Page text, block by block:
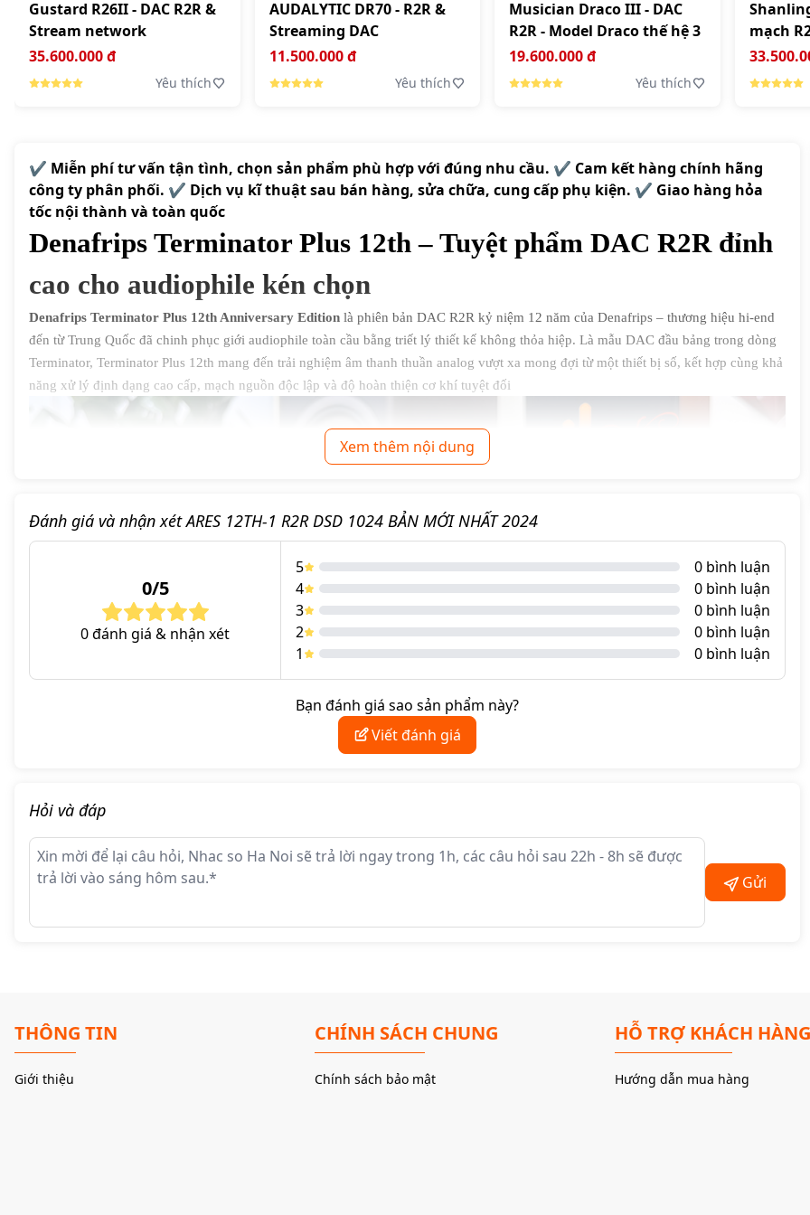
Gustard R26II - DAC R2R &
Stream network
35.600.000 đ
Yêu thích
AUDALYTIC DR70 - R2R &
Streaming DAC
11.500.000 đ
Yêu thích
Musician Draco III - DAC
R2R - Model Draco thế hệ 3
19.600.000 đ
Yêu thích
mạch
✔️ Miễn phí tư vấn tận tình, chọn sản phẩm phù hợp với đúng nhu cầu. ✔️ Cam kết hàng chính hãng
công ty phân phối. ✔️ Dịch vụ kĩ thuật sau bán hàng, sửa chữa, cung cấp phụ kiện. ✔️ Giao hàng hỏa
tốc nội thành và toàn quốc
Denafrips Terminator Plus 12th – Tuyệt phẩm DAC R2R đỉnh
cao cho audiophile kén chọn
Denafrips Terminator Plus 12th Anniversary Edition là phiên bản DAC R2R kỷ niệm 12 năm của Denafrips – thương hiệu hi-end
đến từ Trung Quốc đã chinh phục giới audiophile toàn cầu bằng triết lý thiết kế không thỏa hiệp. Là mẫu DAC đầu bảng trong dòng
Terminator, Terminator Plus 12th mang đến trải nghiệm âm thanh thuần analog vượt xa mong đợi từ một thiết bị số, kết hợp cùng khả
năng xử lý định dạng cao cấp, mạch nguồn độc lập và độ hoàn thiện cơ khí tuyệt đối
R2R DAC thuần balanced – Chất âm analog đẳng cấp đầu bảng
ladder DAC dual monocho hai kênh trái – phải độc lập hoàn toàn. Không dùng bất kỳ chip DAC thương mại nào, toàn bộ phần giải
Xem thêm nội dung
Đánh giá và nhận xét ARES 12TH-1 R2R DSD 1024 BẢN MỚI NHẤT 2024
0/5
0 đánh giá & nhận xét
5
0 bình luận
4
0 bình luận
3
0 bình luận
2
0 bình luận
1
0 bình luận
Bạn đánh giá sao sản phẩm này?
Viết đánh giá
Hỏi và đáp
Gửi
THÔNG TIN
Giới thiệu
CHÍNH SÁCH CHUNG
Chính sách bảo mật
HỖ TRỢ KHÁCH HÀNG
Hướng dẫn mua hàng